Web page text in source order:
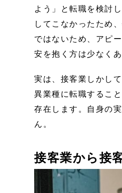
よう」と転職を検討
してこなかったため
ではないため、アピ
安を抱く方は少なくあ
実は、接客業しかし
異業種に転職するこ
存在します。自身の
ん。
接客業から接